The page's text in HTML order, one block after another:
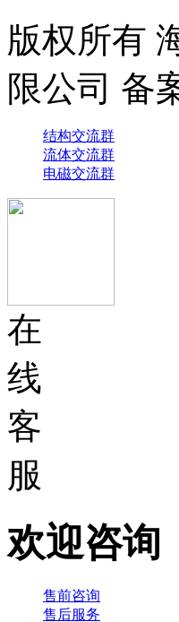
版权所有
限公司 备
结构交流群
流体交流群
电磁交流群
在
线
客
服
欢迎咨询
售前咨询
售后服务